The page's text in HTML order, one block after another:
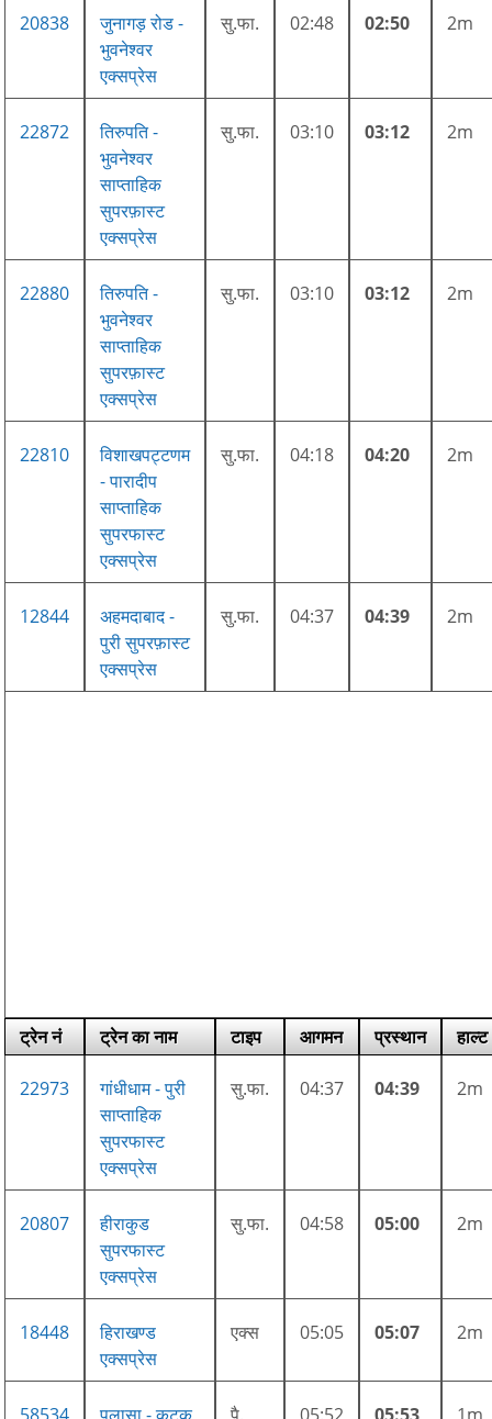
20838
जुनागड़ रोड -
भुवनेश्वर
एक्सप्रेस
सु.फा. 02:48 02:50 2m
22872
तिरुपति -
भुवनेश्वर
साप्ताहिक
सुपरफ़ास्ट
एक्सप्रेस
सु.फा. 03:10 03:12 2m
22880
तिरुपति -
भुवनेश्वर
साप्ताहिक
सुपरफ़ास्ट
एक्सप्रेस
सु.फा. 03:10 03:12 2m
22810
विशाखपट्टणम
- पारादीप
साप्ताहिक
सुपरफास्ट
एक्सप्रेस
सु.फा. 04:18 04:20 2m
12844
अहमदाबाद -
पुरी सुपरफ़ास्ट
एक्सप्रेस
सु.फा. 04:37 04:39 2m
ट्रेन नं ट्रेन का नाम टाइप आगमन प्रस्थान हाल्ट
22973
गांधीधाम - पुरी
साप्ताहिक
सुपरफास्ट
एक्सप्रेस
सु.फा. 04:37 04:39 2m
20807
हीराकुड
सुपरफास्ट
एक्सप्रेस
सु.फा. 04:58 05:00 2m
18448
हिराखण्ड
एक्सप्रेस
एक्स 05:05 05:07 2m